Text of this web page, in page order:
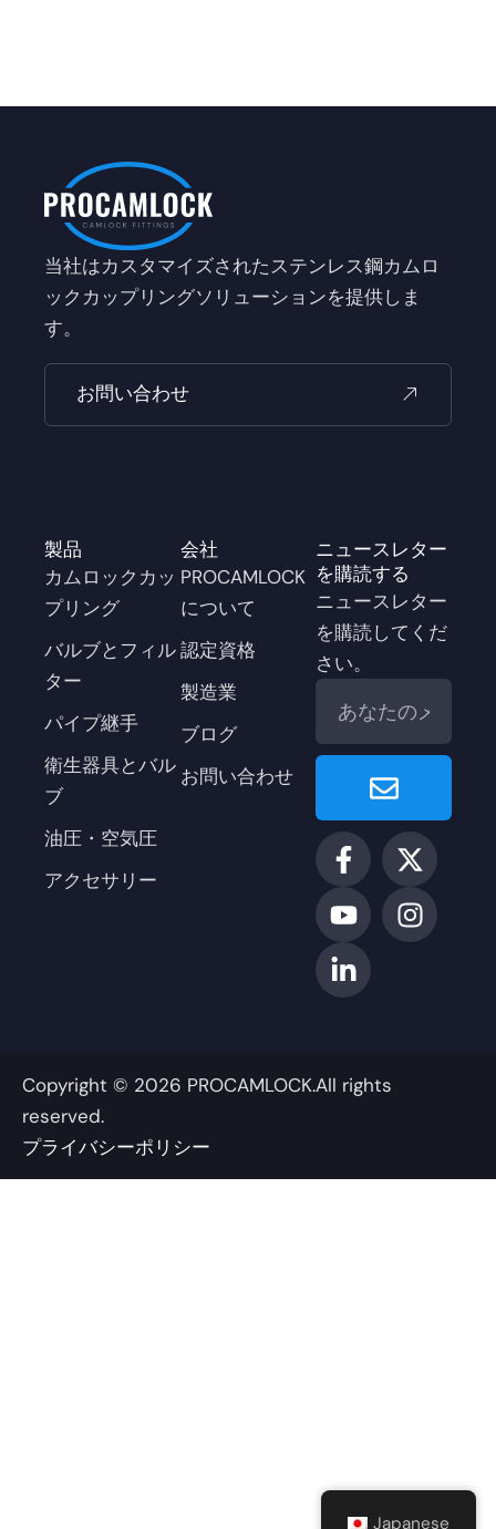
当社はカスタマイズされたステンレス鋼カムロ
ックカップリングソリューションを提供しま
す。
お問い合わせ
製品
カムロックカッ
プリング
バルブとフィル
ター
パイプ継手
衛生器具とバル
ブ
油圧・空気圧
アクセサリー
会社
PROCAMLOCK
について
認定資格
製造業
ブログ
お問い合わせ
ニュースレター
を購読する
ニュースレター
を購読してくだ
さい。
メ
Enviar
F
a
c
e
b
o
o
f
X
ツ
イ
ッ
タ
ユ
ー
チ
ュ
ー
ブ
イ
ン
ス
タ
グ
リ
ン
ク
ト
イ
ン
Copyright © 2026 PROCAMLOCK.All rights
reserved.
プライバシーポリシー
Japanese